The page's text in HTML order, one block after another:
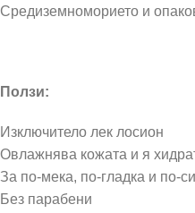
Средиземноморието и
Ползи:
Изключитело лек лосион
Овлажнява кожата и я
За по-мека, по-гладка и по-
Без парабени